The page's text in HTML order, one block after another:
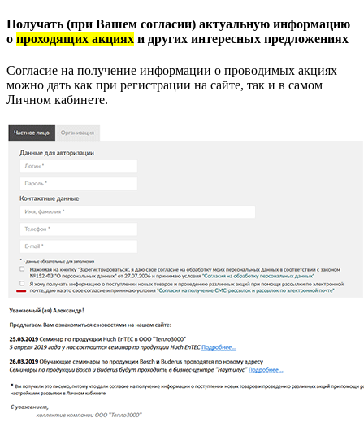
Получать (при Вашем согласии) актуальную информацию
о проходящих акциях и других интересных предложениях
Согласие на получение информации о проводимых акциях
можно дать как при регистрации на сайте, так и в самом
Личном кабинете.